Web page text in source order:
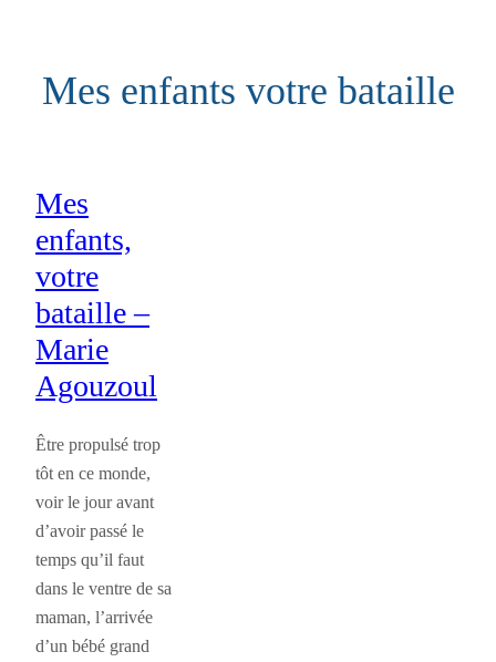
contenuMes enfants votre bataille
Mes
enfants,
votre
bataille –
Marie
Agouzoul
Être propulsé trop
tôt en ce monde,
voir le jour avant
d’avoir passé le
temps qu’il faut
dans le ventre de sa
maman, l’arrivée
d’un bébé grand